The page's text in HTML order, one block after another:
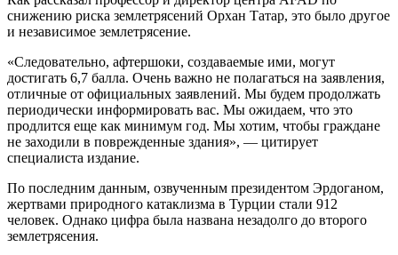
снижению риска землетрясений Орхан Татар, это было другое
и независимое землетрясение.
«Следовательно, афтершоки, создаваемые ими, могут
достигать 6,7 балла. Очень важно не полагаться на заявления,
отличные от официальных заявлений. Мы будем продолжать
периодически информировать вас. Мы ожидаем, что это
продлится еще как минимум год. Мы хотим, чтобы граждане
не заходили в поврежденные здания», — цитирует
специалиста издание.
По последним данным, озвученным президентом Эрдоганом,
жертвами природного катаклизма в Турции стали 912
человек. Однако цифра была названа незадолго до второго
землетрясения.